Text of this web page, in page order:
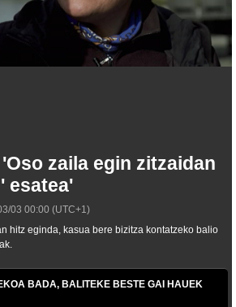
zaila egin zitzaidan
esatea'
03 00:00 (UTC+1)
hitz eginda, kasua bere bizitza kontatzeko balio
BADA, BALITEKE BESTE GAI HAUEK